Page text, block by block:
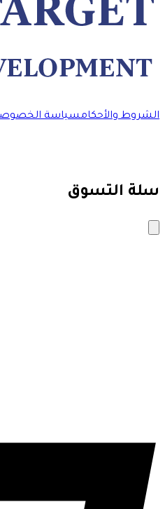
الشروط والأحكامسياسة
سلة التسوق